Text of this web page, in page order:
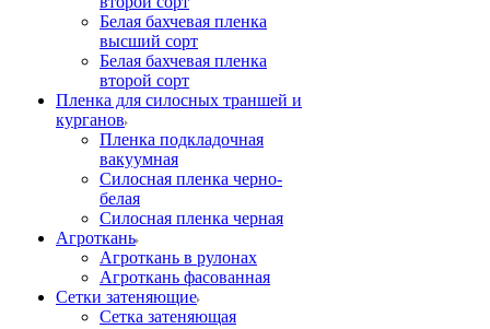
Белая бахчевая пленка
высший сорт
Белая бахчевая пленка
второй сорт
Пленка для силосных траншей и
курганов
Пленка подкладочная
вакуумная
Силосная пленка черно-
белая
Силосная пленка черная
Агроткань
Агроткань в рулонах
Агроткань фасованная
Сетки затеняющие
Сетка затеняющая